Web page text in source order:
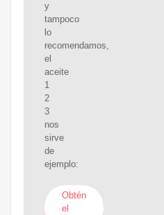
y
tampoco
lo
recomendamos,
el
aceite
1
2
3
nos
sirve
de
ejemplo:
Obtén
el